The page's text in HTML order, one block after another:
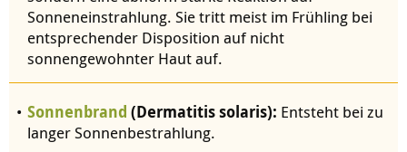
Sonneneinstrahlung. Sie tritt meist im Frühling bei
entsprechender Disposition auf nicht
sonnengewohnter Haut auf.
Sonnenbrand (Dermatitis solaris): Entsteht bei zu
langer Sonnenbestrahlung.